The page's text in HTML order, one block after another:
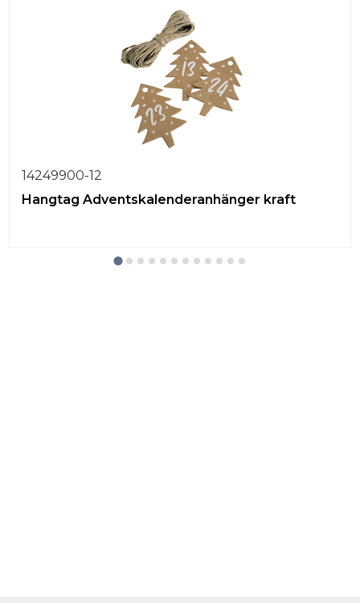
14249900-12
Hangtag Adventskalenderanhänger kraft